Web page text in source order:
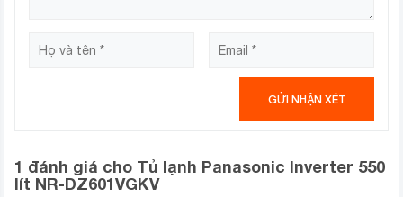
nguyên nhân gây bệnh đường ruột và kích ứng da, đã
được cấp chứng nhận bởi Sudsachsen Wasser (Đức).
1 đánh giá cho Tủ lạnh Panasonic Inverter 550
lít NR-DZ601VGKV